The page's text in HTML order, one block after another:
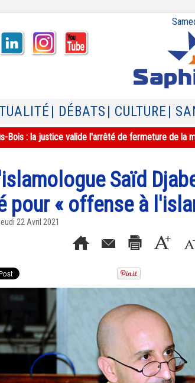
| DÉBATS | CULTURE |
Bois : la justice valide l'arrêté de fermeture de la
Saïd
pour « offense à
22 Avril 2021